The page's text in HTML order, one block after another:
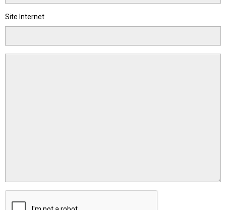
Site Internet